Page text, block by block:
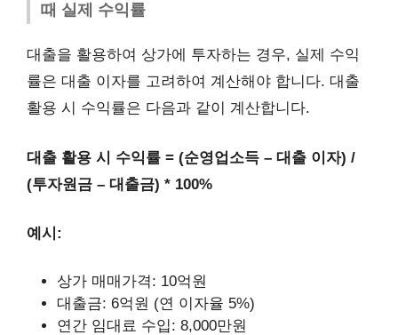
때 실제 수익률
대출을 활용하여 상가에 투자하는 경우, 실제 수익
률은 대출 이자를 고려하여 계산해야 합니다. 대출
활용 시 수익률은 다음과 같이 계산합니다.
대출 활용 시 수익률 = (순영업소득 – 대출 이자) /
(투자원금 – 대출금) * 100%
예시:
상가 매매가격: 10억원
대출금: 6억원 (연 이자율 5%)
연간 임대료 수입: 8,000만원